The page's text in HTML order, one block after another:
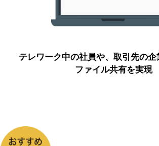
テレワーク中の社員や、取引先の企
ファイル共有を実現